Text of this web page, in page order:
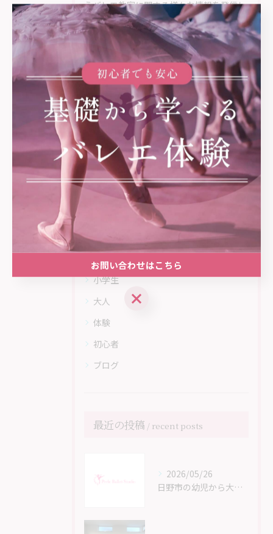
うバレエ教室に関する様々な情報を発信し
ています。教室でのレッスンの様子や指導
している教師と生徒様との一人ひとりと向
き合いながら丁寧に進めていくバレエのレ
ッスン風景や、コンクールに出場した生徒
様の様子など、当バレエスタジオのブログ
に掲載いたします。
2024年1月から日野市に開校する明るいス
タジオで、幼児から大人まで一人ひとりに
合わせて丁寧に指導してまいります。
カテゴリー categories
全てのカテゴリー
幼児
小学生
大人
体験
初心者
ブログ
最近の投稿 recent posts
2026/05/26
日野市の幼児から大人までのバレエ教室 Perle Ballet Studioのホームページがリニューアル！
お問い合わせはこちら